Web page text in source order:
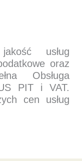
usług
oraz
Obsługa
PIT i VAT.
cen usług